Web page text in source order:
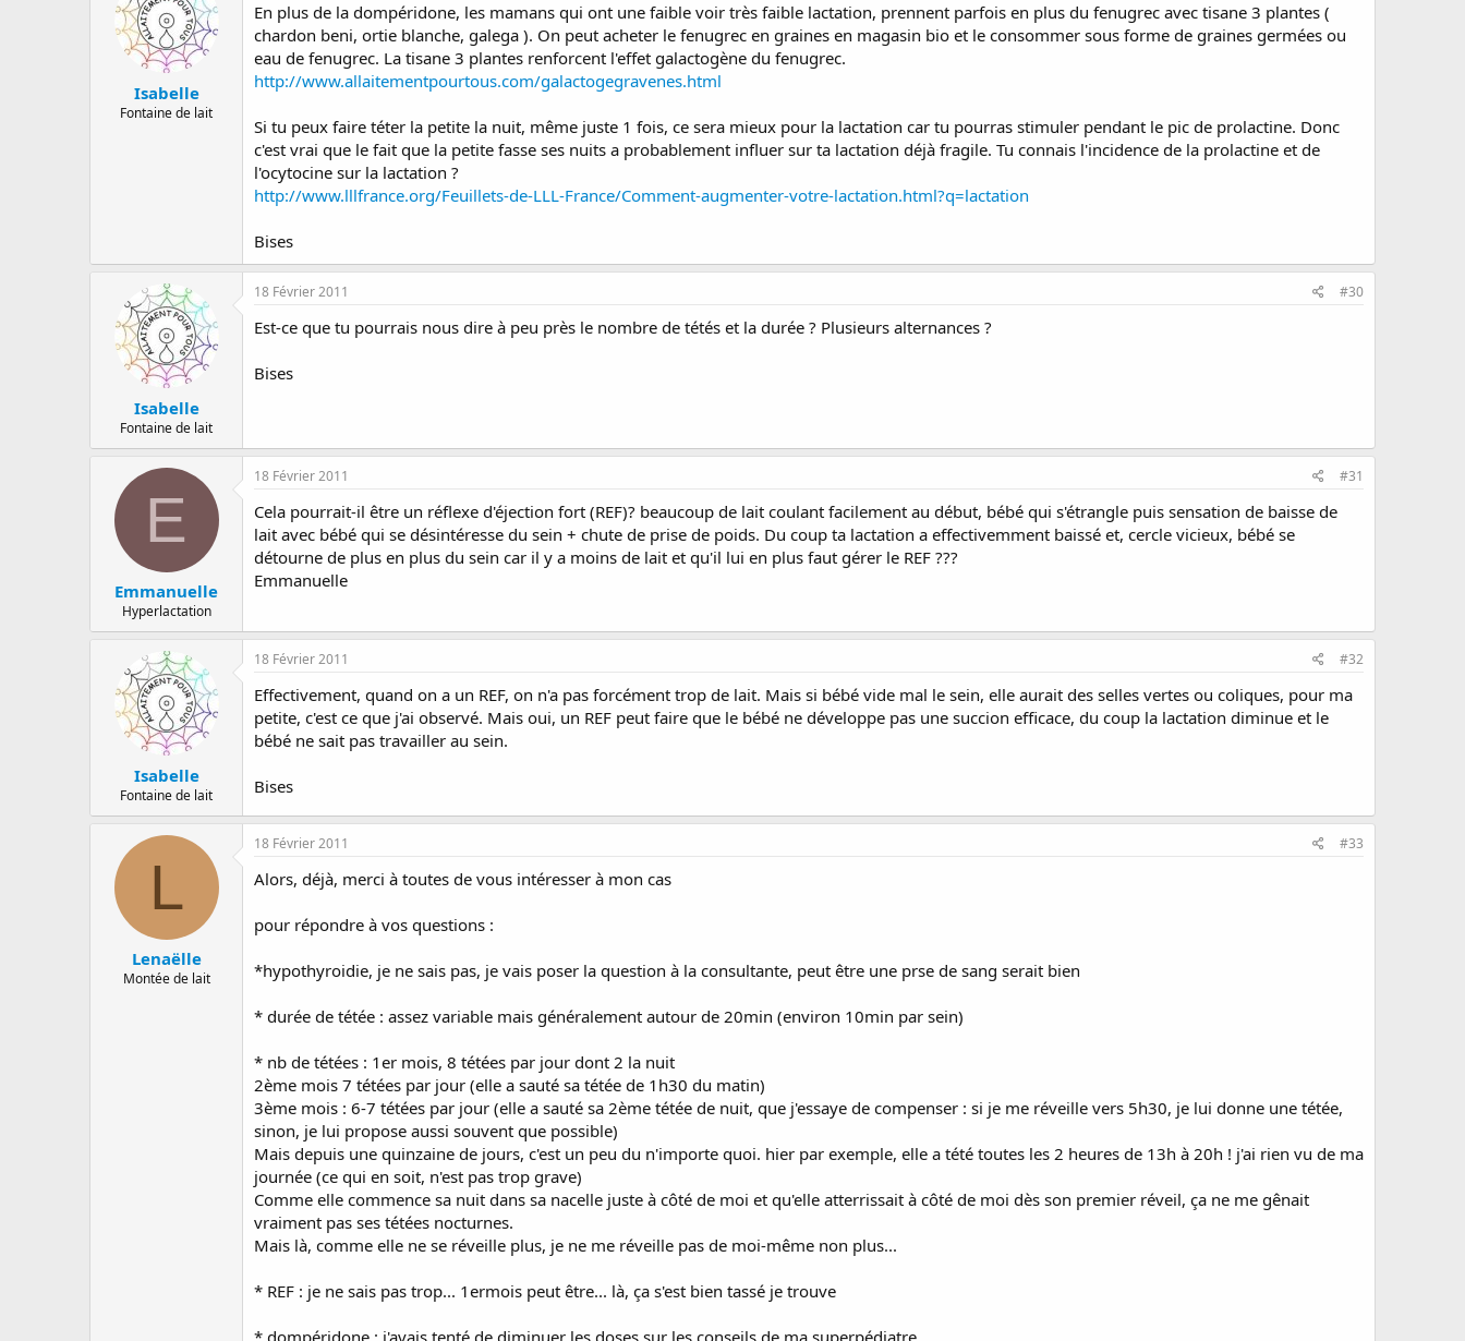
Isabelle
Fontaine de lait
En plus de la dompéridone, les mamans qui ont une faible voir très faible lactation, prennent parfois en plus du fenugrec avec tisane 3 plantes (
chardon beni, ortie blanche, galega ). On peut acheter le fenugrec en graines en magasin bio et le consommer sous forme de graines germées ou
eau de fenugrec. La tisane 3 plantes renforcent l'effet galactogène du fenugrec.
http://www.allaitementpourtous.com/galactogegravenes.html
Si tu peux faire téter la petite la nuit, même juste 1 fois, ce sera mieux pour la lactation car tu pourras stimuler pendant le pic de prolactine. Donc
c'est vrai que le fait que la petite fasse ses nuits a probablement influer sur ta lactation déjà fragile. Tu connais l'incidence de la prolactine et de
l'ocytocine sur la lactation ?
http://www.lllfrance.org/Feuillets-de-LLL-France/Comment-augmenter-votre-lactation.html?q=lactation
Bises
Isabelle
Fontaine de lait
18 Février 2011 #30
Est-ce que tu pourrais nous dire à peu près le nombre de tétés et la durée ? Plusieurs alternances ?
Bises
E
Emmanuelle
Hyperlactation
18 Février 2011 #31
Cela pourrait-il être un réflexe d'éjection fort (REF)? beaucoup de lait coulant facilement au début, bébé qui s'étrangle puis sensation de baisse de
lait avec bébé qui se désintéresse du sein + chute de prise de poids. Du coup ta lactation a effectivemment baissé et, cercle vicieux, bébé se
détourne de plus en plus du sein car il y a moins de lait et qu'il lui en plus faut gérer le REF ???
Emmanuelle
Isabelle
Fontaine de lait
18 Février 2011 #32
Effectivement, quand on a un REF, on n'a pas forcément trop de lait. Mais si bébé vide mal le sein, elle aurait des selles vertes ou coliques, pour ma
petite, c'est ce que j'ai observé. Mais oui, un REF peut faire que le bébé ne développe pas une succion efficace, du coup la lactation diminue et le
bébé ne sait pas travailler au sein.
Bises
L
Lenaëlle
Montée de lait
18 Février 2011 #33
Alors, déjà, merci à toutes de vous intéresser à mon cas
pour répondre à vos questions :
*hypothyroidie, je ne sais pas, je vais poser la question à la consultante, peut être une prse de sang serait bien
* durée de tétée : assez variable mais généralement autour de 20min (environ 10min par sein)
* nb de tétées : 1er mois, 8 tétées par jour dont 2 la nuit
2ème mois 7 tétées par jour (elle a sauté sa tétée de 1h30 du matin)
3ème mois : 6-7 tétées par jour (elle a sauté sa 2ème tétée de nuit, que j'essaye de compenser : si je me réveille vers 5h30, je lui donne une tétée,
sinon, je lui propose aussi souvent que possible)
Mais depuis une quinzaine de jours, c'est un peu du n'importe quoi. hier par exemple, elle a tété toutes les 2 heures de 13h à 20h ! j'ai rien vu de ma
journée (ce qui en soit, n'est pas trop grave)
Comme elle commence sa nuit dans sa nacelle juste à côté de moi et qu'elle atterrissait à côté de moi dès son premier réveil, ça ne me gênait
vraiment pas ses tétées nocturnes.
Mais là, comme elle ne se réveille plus, je ne me réveille pas de moi-même non plus...
* REF : je ne sais pas trop... 1ermois peut être... là, ça s'est bien tassé je trouve
* dompéridone : j'avais tenté de diminuer les doses sur les conseils de ma superpédiatre